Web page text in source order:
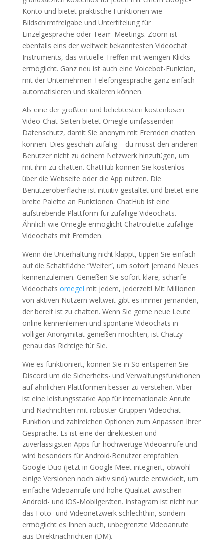
Konto und bietet praktische Funktionen wie
Bildschirmfreigabe und Untertitelung für
Einzelgespräche oder Team-Meetings. Zoom ist
ebenfalls eins der weltweit bekanntesten Videochat
Instruments, das virtuelle Treffen mit wenigen Klicks
ermöglicht. Ganz neu ist auch eine Voicebot-Funktion,
mit der Unternehmen Telefongespräche ganz einfach
automatisieren und skalieren können.
Als eine der größten und beliebtesten kostenlosen
Video-Chat-Seiten bietet Omegle umfassenden
Datenschutz, damit Sie anonym mit Fremden chatten
können. Dies geschah zufällig – du musst den anderen
Benutzer nicht zu deinem Netzwerk hinzufügen, um
mit ihm zu chatten. ChatHub können Sie kostenlos
über die Webseite oder die App nutzen. Die
Benutzeroberfläche ist intuitiv gestaltet und bietet eine
breite Palette an Funktionen. ChatHub ist eine
aufstrebende Plattform für zufällige Videochats.
Ähnlich wie Omegle ermöglicht Chatroulette zufällige
Videochats mit Fremden.
Wenn die Unterhaltung nicht klappt, tippen Sie einfach
auf die Schaltfläche “Weiter”, um sofort jemand Neues
kennenzulernen. Genießen Sie sofort klare, scharfe
Videochats omegel mit jedem, jederzeit! Mit Millionen
von aktiven Nutzern weltweit gibt es immer jemanden,
der bereit ist zu chatten. Wenn Sie gerne neue Leute
online kennenlernen und spontane Videochats in
völliger Anonymität genießen möchten, ist Chatzy
genau das Richtige für Sie.
Wie es funktioniert, können Sie in So entsperren Sie
Discord um die Sicherheits- und Verwaltungsfunktionen
auf ähnlichen Plattformen besser zu verstehen. Viber
ist eine leistungsstarke App für internationale Anrufe
und Nachrichten mit robuster Gruppen-Videochat-
Funktion und zahlreichen Optionen zum Anpassen Ihrer
Gespräche. Es ist eine der direktesten und
zuverlässigsten Apps für hochwertige Videoanrufe und
wird besonders für Android-Benutzer empfohlen.
Google Duo (jetzt in Google Meet integriert, obwohl
einige Versionen noch aktiv sind) wurde entwickelt, um
einfache Videoanrufe und hohe Qualität zwischen
Android- und iOS-Mobilgeräten. Instagram ist nicht nur
das Foto- und Videonetzwerk schlechthin, sondern
ermöglicht es Ihnen auch, unbegrenzte Videoanrufe
aus Direktnachrichten (DM).